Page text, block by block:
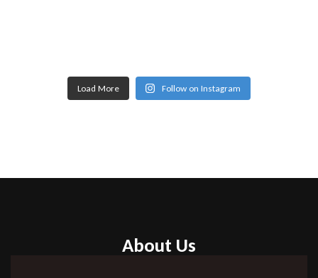
Load More Follow on Instagram
About Us